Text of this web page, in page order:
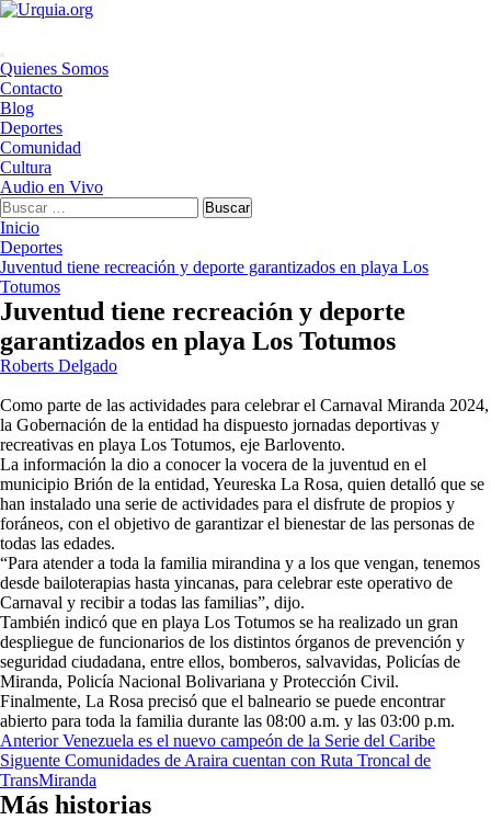
Saltar
Menú
principal
Quienes Somos
Contacto
Blog
Deportes
Comunidad
Cultura
Audio en Vivo
Buscar:
Inicio
Deportes
Juventud tiene recreación y deporte garantizados en playa Los
Totumos
Juventud tiene recreación y deporte
garantizados en playa Los Totumos
Roberts Delgado
Como parte de las actividades para celebrar el Carnaval Miranda 2024,
la Gobernación de la entidad ha dispuesto jornadas deportivas y
recreativas en playa Los Totumos, eje Barlovento.
La información la dio a conocer la vocera de la juventud en el
municipio Brión de la entidad, Yeureska La Rosa, quien detalló que se
han instalado una serie de actividades para el disfrute de propios y
foráneos, con el objetivo de garantizar el bienestar de las personas de
todas las edades.
“Para atender a toda la familia mirandina y a los que vengan, tenemos
desde bailoterapias hasta yincanas, para celebrar este operativo de
Carnaval y recibir a todas las familias”, dijo.
También indicó que en playa Los Totumos se ha realizado un gran
despliegue de funcionarios de los distintos órganos de prevención y
seguridad ciudadana, entre ellos, bomberos, salvavidas, Policías de
Miranda, Policía Nacional Bolivariana y Protección Civil.
Finalmente, La Rosa precisó que el balneario se puede encontrar
abierto para toda la familia durante las 08:00 a.m. y las 03:00 p.m.
Navegación
de
entradas
AnteriorVenezuela es el nuevo campeón de la Serie del Caribe
Siguente Comunidades de Araira cuentan con Ruta Troncal de
TransMiranda
Más historias